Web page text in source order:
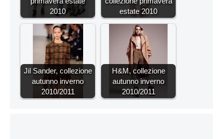
2010
estate 2010
Jil Sander, collezione
autunno inverno
2010/2011
H&M, collezione
autunno inverno
2010/2011